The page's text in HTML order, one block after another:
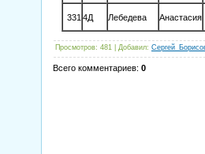
331 4Д Лебедева Анастасия
Просмотров: 481 | Добавил:
Всего комментариев: 0